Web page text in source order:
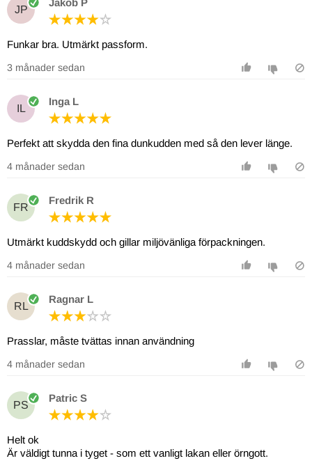
JP
Jakob P
Funkar bra. Utmärkt passform.
3 månader sedan
IL
Inga L
Perfekt att skydda den fina dunkudden med så den lever länge.
4 månader sedan
FR
Fredrik R
Utmärkt kuddskydd och gillar miljövänliga förpackningen.
4 månader sedan
RL
Ragnar L
Prasslar, måste tvättas innan användning
4 månader sedan
PS
Patric S
Helt ok
Är väldigt tunna i tyget - som ett vanligt lakan eller örngott.